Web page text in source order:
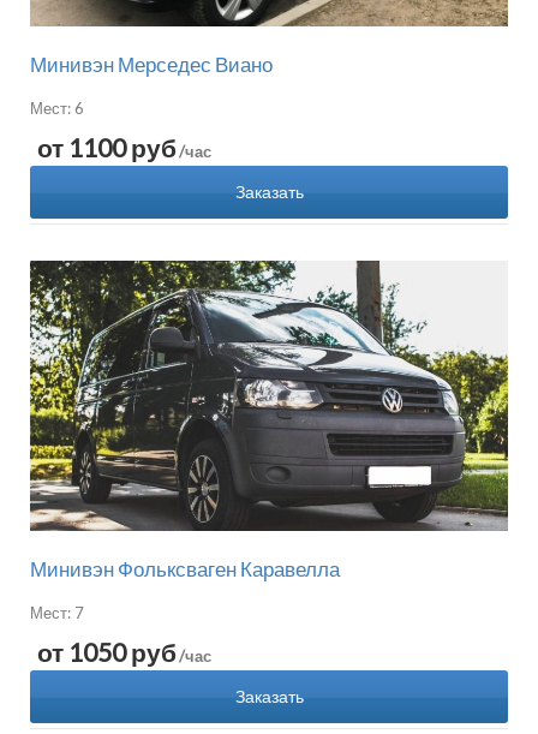
Минивэн Мерседес Виано
Мест: 6
от 1100 руб/час
Заказать
Минивэн Фольксваген Каравелла
Мест: 7
от 1050 руб/час
Заказать